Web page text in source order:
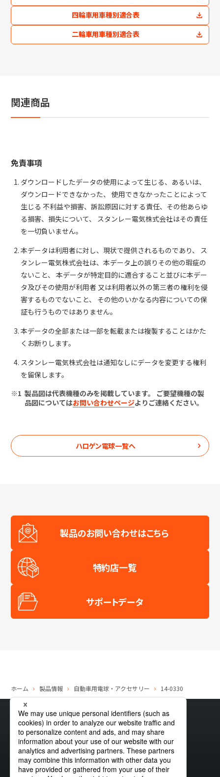
四輪車用車種別適合表
二輪車用車種別適合表
関連商品
免責事項
ダウンロードしたデータの使用によって生じる、あるいは、
ダウンロードできなかった、 使用できなかったことによって
生じる 不利益や損害、訴訟原因に対する責任、その他あらゆ
る損害、損失について、 スタンレー電気株式会社はその責任
を一切負いません。
本データは利用者に対し、現状で提供されるものであり、 ス
タンレー電気株式会社は、本データ上の誤りその他の瑕疵の
ないこと、 本データが特定目的に適合すること並びに本デー
タ及びその使用が利用者 又は利用者以外の第三者の権利を侵
害するものでないこと、 その他のいかなる内容についての保
証も行うものではありません。
本データの全部または一部を転載または複製することはかた
くお断りします。
スタンレー電気株式会社は通知なしにデータを変更する権利
を留保します。
製品図は代表機種のみを掲載しています。 ご要望機種の製
品図についてはお問い合わせページよりご連絡ください。
ハロゲン電球一覧へ
製品のお問い合わせはこちら
特約店一覧
サポートデータ
ホーム 製品情報 自動車用電球・アクセサリー 14-0330
サイトマップ グローバルプライバシーポリシー
クッキーポリシーサイトポリシーお問い合わせ